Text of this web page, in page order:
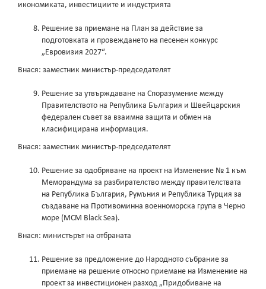
икономиката, инвестициите и индустрията
Решение за приемане на План за действие за
подготовката и провеждането на песенен конкурс
„Евровизия 2027“.
Внася: заместник министър-председателят
Решение за утвърждаване на Споразумение между
Правителството на Република България и Швейцарския
федерален съвет за взаимна защита и обмен на
класифицирана информация.
Внася: заместник министър-председателят
Решение за одобряване на проект на Изменение № 1 към
Меморандума за разбирателство между правителствата
на Република България, Румъния и Република Турция за
създаване на Противоминна военноморска група в Черно
море (MCM Black Sea).
Внася: министърът на отбраната
Решение за предложение до Народното събрание за
приемане на решение относно приемане на Изменение на
проект за инвестиционен разход „Придобиване на